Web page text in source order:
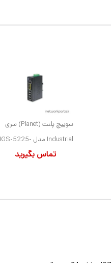
سوییچ پلنت (Planet) سری
Industrial مدل IGS-5225-
تماس بگیرید